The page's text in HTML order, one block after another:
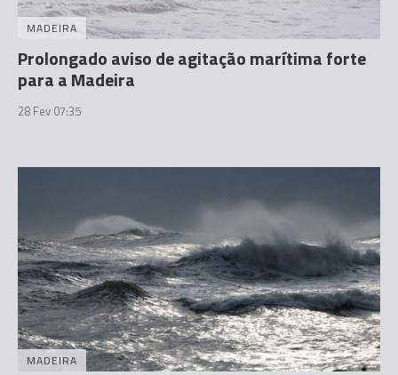
MADEIRA
Prolongado aviso de agitação marítima forte
para a Madeira
28 Fev 07:35
MADEIRA